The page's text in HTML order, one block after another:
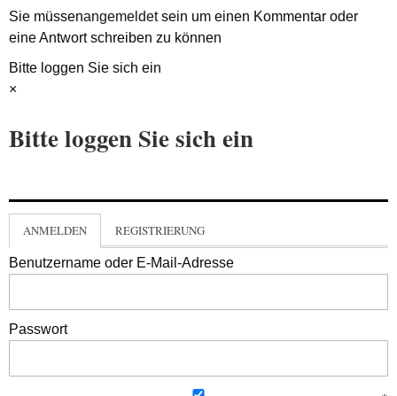
Sie müssenangemeldetsein um einen Kommentar oder
eine Antwort schreiben zu können
Bitte loggen Sie sich ein
×
Bitte loggen Sie sich ein
ANMELDEN REGISTRIERUNG
Benutzername oder E-Mail-Adresse
Passwort